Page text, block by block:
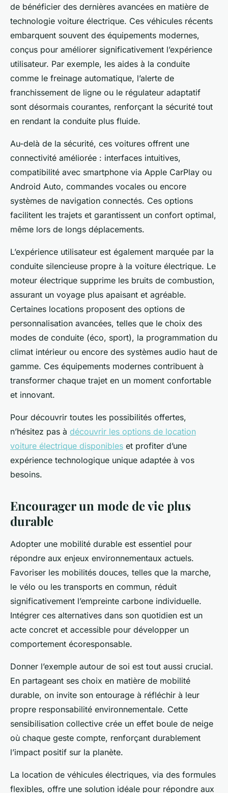
de bénéficier des dernières avancées en matière de
technologie voiture électrique. Ces véhicules récents
embarquent souvent des équipements modernes,
conçus pour améliorer significativement l’expérience
utilisateur. Par exemple, les aides à la conduite
comme le freinage automatique, l’alerte de
franchissement de ligne ou le régulateur adaptatif
sont désormais courantes, renforçant la sécurité tout
en rendant la conduite plus fluide.
Au-delà de la sécurité, ces voitures offrent une
connectivité améliorée : interfaces intuitives,
compatibilité avec smartphone via Apple CarPlay ou
Android Auto, commandes vocales ou encore
systèmes de navigation connectés. Ces options
facilitent les trajets et garantissent un confort optimal,
même lors de longs déplacements.
L’expérience utilisateur est également marquée par la
conduite silencieuse propre à la voiture électrique. Le
moteur électrique supprime les bruits de combustion,
assurant un voyage plus apaisant et agréable.
Certaines locations proposent des options de
personnalisation avancées, telles que le choix des
modes de conduite (éco, sport), la programmation du
climat intérieur ou encore des systèmes audio haut de
gamme. Ces équipements modernes contribuent à
transformer chaque trajet en un moment confortable
et innovant.
Pour découvrir toutes les possibilités offertes,
n’hésitez pas à découvrir les options de location
voiture électrique disponibles et profiter d’une
expérience technologique unique adaptée à vos
besoins.
Encourager un mode de vie plus
durable
Adopter une mobilité durable est essentiel pour
répondre aux enjeux environnementaux actuels.
Favoriser les mobilités douces, telles que la marche,
le vélo ou les transports en commun, réduit
significativement l’empreinte carbone individuelle.
Intégrer ces alternatives dans son quotidien est un
acte concret et accessible pour développer un
comportement écoresponsable.
Donner l’exemple autour de soi est tout aussi crucial.
En partageant ses choix en matière de mobilité
durable, on invite son entourage à réfléchir à leur
propre responsabilité environnementale. Cette
sensibilisation collective crée un effet boule de neige
où chaque geste compte, renforçant durablement
l’impact positif sur la planète.
La location de véhicules électriques, via des formules
flexibles, offre une solution idéale pour répondre aux